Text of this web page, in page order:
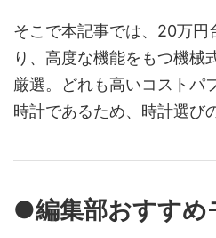
そこで本記事では、20万円
り、高度な機能をもつ機械
厳選。どれも高いコストパ
時計であるため、時計選び
●編集部おすす